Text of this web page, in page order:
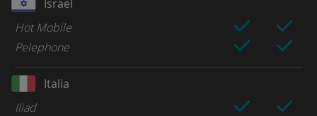
Israel
Hot Mobile
Pelephone
Italia
Iliad